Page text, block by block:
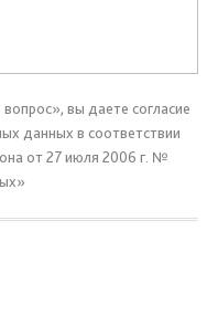
вы даете согласие
данных в соответствии
от 27 июля 2006 г. №